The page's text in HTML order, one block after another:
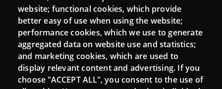
Moodle CampusLab
Connect
Contact
website; functional cookies, which provide
better easy of use when using the website;
performance cookies, which we use to generate
aggregated data on website use and statistics;
and marketing cookies, which are used to
display relevant content and advertising. If you
choose "ACCEPT ALL", you consent to the use of